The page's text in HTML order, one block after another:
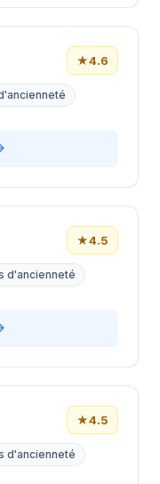
★4.6
★4.5
d'ancienneté
★4.5
d'ancienneté